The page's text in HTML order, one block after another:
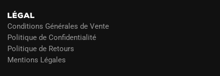
LÉGAL
Conditions Générales de Vente
Politique de Confidentialité
Politique de Retours
Mentions Légales